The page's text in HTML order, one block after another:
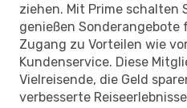
ziehen. Mit Prime schalten
genießen
Zugang zu Vorteilen wie
Kundenservice. Diese
Vielreisende, die Geld
verbesserte